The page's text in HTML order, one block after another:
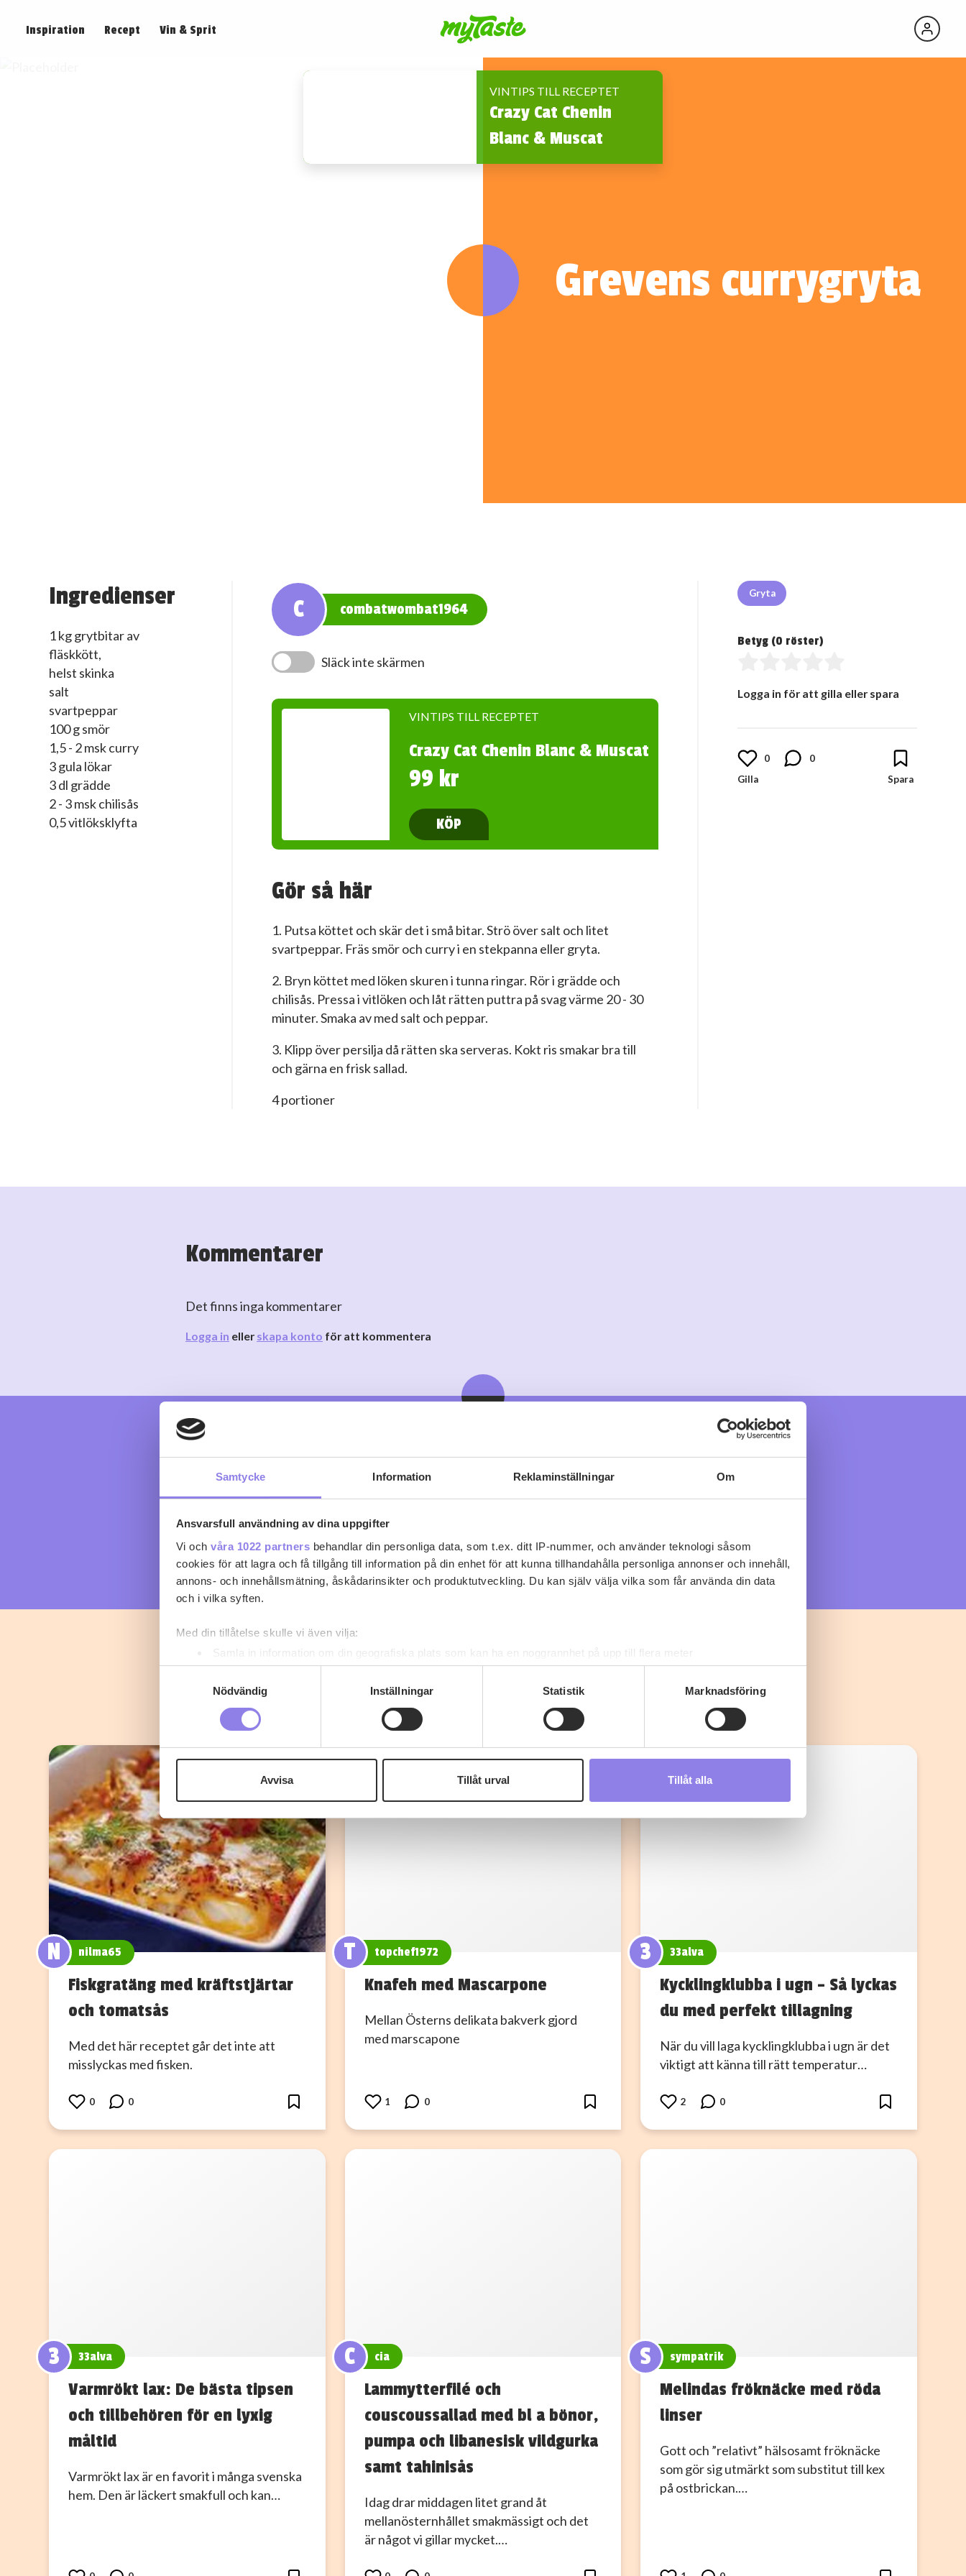
Samtycke Information Reklaminställningar Om
Ansvarsfull användning av dina uppgifter
Vi och våra 1022 partners behandlar din personliga data, som t.ex. ditt IP-nummer, och använder teknologi såsom
cookies för att lagra och få tillgång till information på din enhet för att kunna tillhandahålla personliga annonser och innehåll,
annons- och innehållsmätning, åskådarinsikter och produktutveckling. Du kan själv välja vilka som får använda din data
och i vilka syften.
Med din tillåtelse skulle vi även vilja:
Samla in information om din geografiska plats som kan ha en noggrannhet på upp till flera meter
Identifiera din enhet genom att aktivt skanna den för specifika kännetecken (fingeravtryck)
Ta reda på mer om hur dina personliga uppgifter behandlas och ställ in dina preferenser i
detaljsektionen. Du kan ändra
eller dra tillbaka ditt samtycke när som helst från cookie-förklaringen.
eller äldre. Genom att besöka webbplatsen intygar du att du är 25 år eller äldre.
till de sociala medier och annons- och analysföretag som vi samarbetar med. Dessa kan i sin tur kombinera informationen
med annan information som du har tillhandahållit eller som de har samlat in när du har använt deras tjänster.
Nödvändig
Inställningar Statistik Marknadsföring
Avvisa Tillåt urval Tillåt alla
Inspiration Recept Vin & Sprit
VINTIPS TILL RECEPTET
Crazy Cat Chenin
Blanc & Muscat
Grevens currygryta
Ingredienser
1 kg grytbitar av
fläskkött,
helst skinka
salt
svartpeppar
100 g smör
1,5 - 2 msk curry
3 gula lökar
3 dl grädde
2 - 3 msk chilisås
0,5 vitlöksklyfta
C combatwombat1964
Släck inte skärmen
VINTIPS TILL RECEPTET
Crazy Cat Chenin Blanc & Muscat
99 kr
KÖP
Gör så här
1. Putsa köttet och skär det i små bitar. Strö över salt och litet
svartpeppar. Fräs smör och curry i en stekpanna eller gryta.
2. Bryn köttet med löken skuren i tunna ringar. Rör i grädde och
chilisås. Pressa i vitlöken och låt rätten puttra på svag värme 20 - 30
minuter. Smaka av med salt och peppar.
3. Klipp över persilja då rätten ska serveras. Kokt ris smakar bra till
och gärna en frisk sallad.
4 portioner
Gryta
Betyg (0 röster)
Logga in för att gilla eller spara
0 0
Kommentarer
Det finns inga kommentarer
Logga in eller skapa konto för att kommentera
Viner vi tror du gillar
Fler recept
N nilma65
Fiskgratäng med kräftstjärtar
och tomatsås
Med det här receptet går det inte att
misslyckas med fisken.
0 0
T topchef1972
Knafeh med Mascarpone
Mellan Österns delikata bakverk gjord
med marscapone
1 0
3 33alva
Kycklingklubba i ugn – Så lyckas
du med perfekt tillagning
När du vill laga kycklingklubba i ugn är det
viktigt att känna till rätt temperatur…
2 0
3 33alva
Varmrökt lax: De bästa tipsen
och tillbehören för en lyxig
måltid
Varmrökt lax är en favorit i många svenska
hem. Den är läckert smakfull och kan…
C cia
Lammytterfilé och
couscoussallad med bl a bönor,
pumpa och libanesisk vildgurka
samt tahinisås
Idag drar middagen litet grand åt
mellanösternhållet smakmässigt och det
är något vi gillar mycket.…
S sympatrik
Melindas fröknäcke med röda
linser
Gott och ”relativt” hälsosamt fröknäcke
som gör sig utmärkt som substitut till kex
på ostbrickan.…